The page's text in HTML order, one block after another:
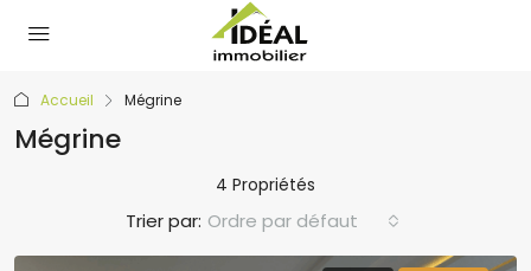
Accueil Mégrine
Mégrine
4 Propriétés
Trier par: Ordre par défaut